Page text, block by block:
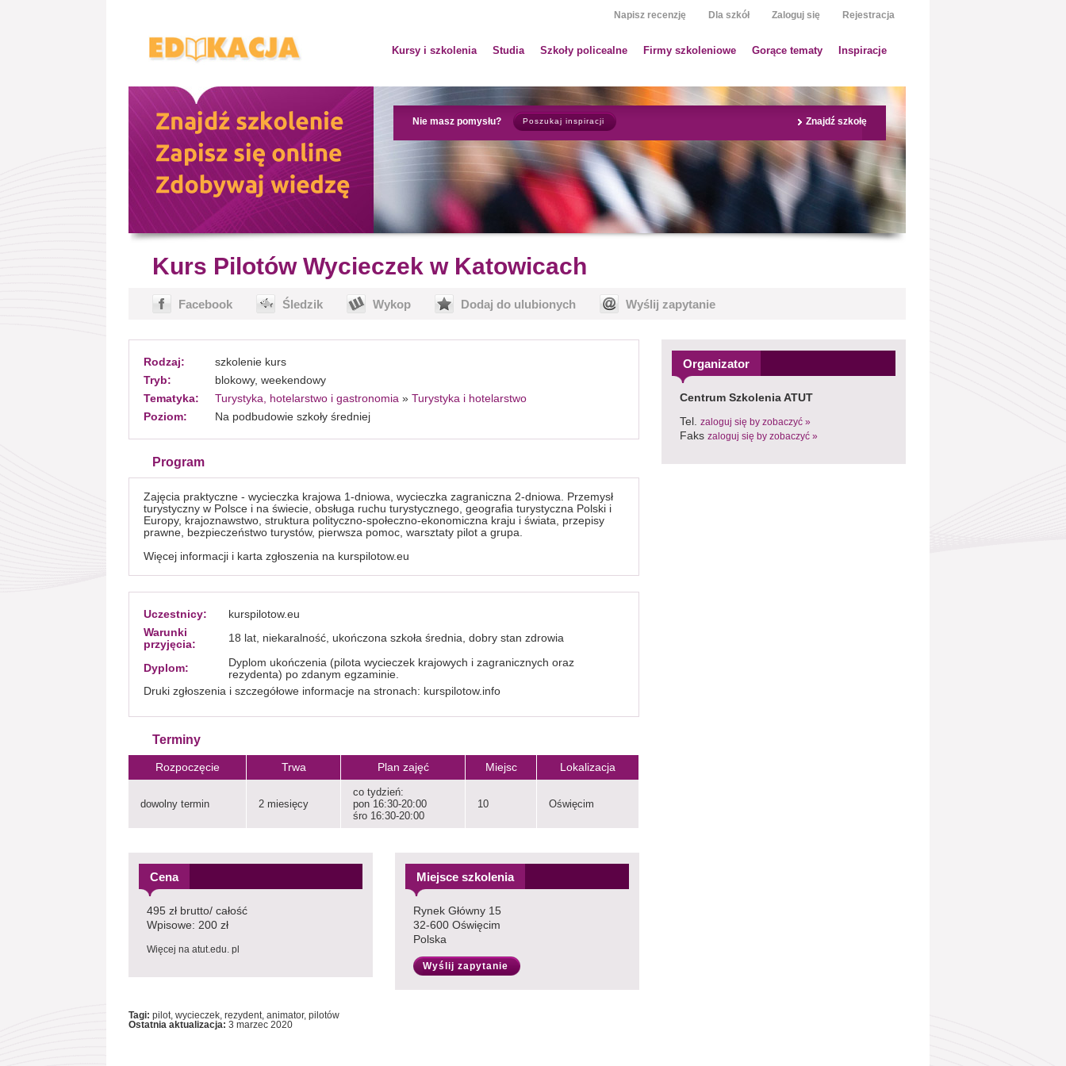
Napisz recenzję Dla szkół Zaloguj się Rejestracja
Kursy i szkolenia Studia Szkoły policealne Firmy szkoleniowe Gorące tematy Inspiracje
Znajdź szkołę
Nie masz pomysłu? Poszukaj inspiracji
Kurs Pilotów Wycieczek w Katowicach
Facebook Śledzik Wykop Dodaj do ulubionych Wyślij zapytanie
Organizator
Centrum Szkolenia ATUT
Tel. zaloguj się by zobaczyć »
Faks zaloguj się by zobaczyć »
Rodzaj:
szkolenie kurs
Tryb:
blokowy, weekendowy
Tematyka:
Turystyka, hotelarstwo i gastronomia » Turystyka i hotelarstwo
Poziom:
Na podbudowie szkoły średniej
Program
Zajęcia praktyczne - wycieczka krajowa 1-dniowa, wycieczka zagraniczna 2-dniowa. Przemysł
turystyczny w Polsce i na świecie, obsługa ruchu turystycznego, geografia turystyczna Polski i
Europy, krajoznawstwo, struktura polityczno-społeczno-ekonomiczna kraju i świata, przepisy
prawne, bezpieczeństwo turystów, pierwsza pomoc, warsztaty pilot a grupa.
Więcej informacji i karta zgłoszenia na kurspilotow.eu
Uczestnicy:
kurspilotow.eu
Warunki
przyjęcia:
18 lat, niekaralność, ukończona szkoła średnia, dobry stan zdrowia
Dyplom:
Dyplom ukończenia (pilota wycieczek krajowych i zagranicznych oraz
rezydenta) po zdanym egzaminie.
Druki zgłoszenia i szczegółowe informacje na stronach: kurspilotow.info
Terminy
Rozpoczęcie Trwa Plan zajęć Miejsc Lokalizacja
dowolny termin 2 miesięcy
co tydzień:
pon 16:30-20:00
śro 16:30-20:00
10 Oświęcim
Cena
495 zł brutto/ całość
Wpisowe: 200 zł
Więcej na atut.edu. pl
Miejsce szkolenia
Rynek Główny 15
32-600 Oświęcim
Polska
Wyślij zapytanie
Tagi: pilot, wycieczek, rezydent, animator, pilotów
Ostatnia aktualizacja: 3 marzec 2020